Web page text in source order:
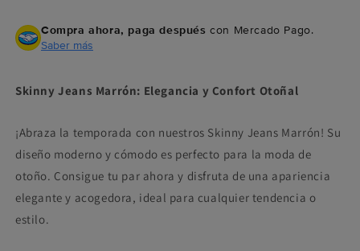
Compra ahora, paga después con Mercado Pago.
Saber más
Skinny Jeans Marrón: Elegancia y Confort Otoñal
¡Abraza la temporada con nuestros Skinny Jeans Marrón! Su
diseño moderno y cómodo es perfecto para la moda de
otoño. Consigue tu par ahora y disfruta de una apariencia
elegante y acogedora, ideal para cualquier tendencia o
estilo.